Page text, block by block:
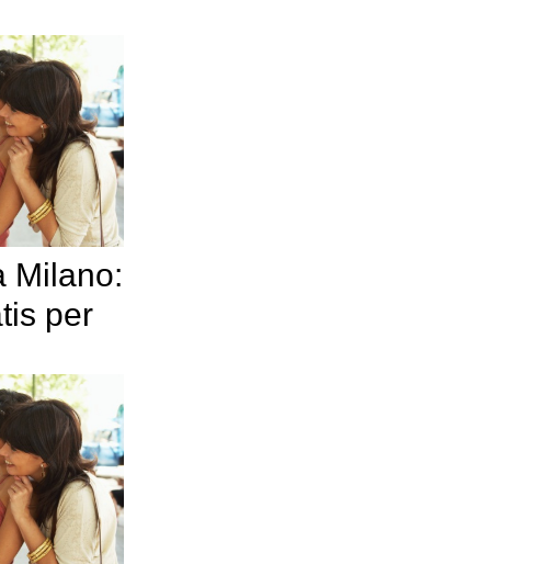
Milano:
per